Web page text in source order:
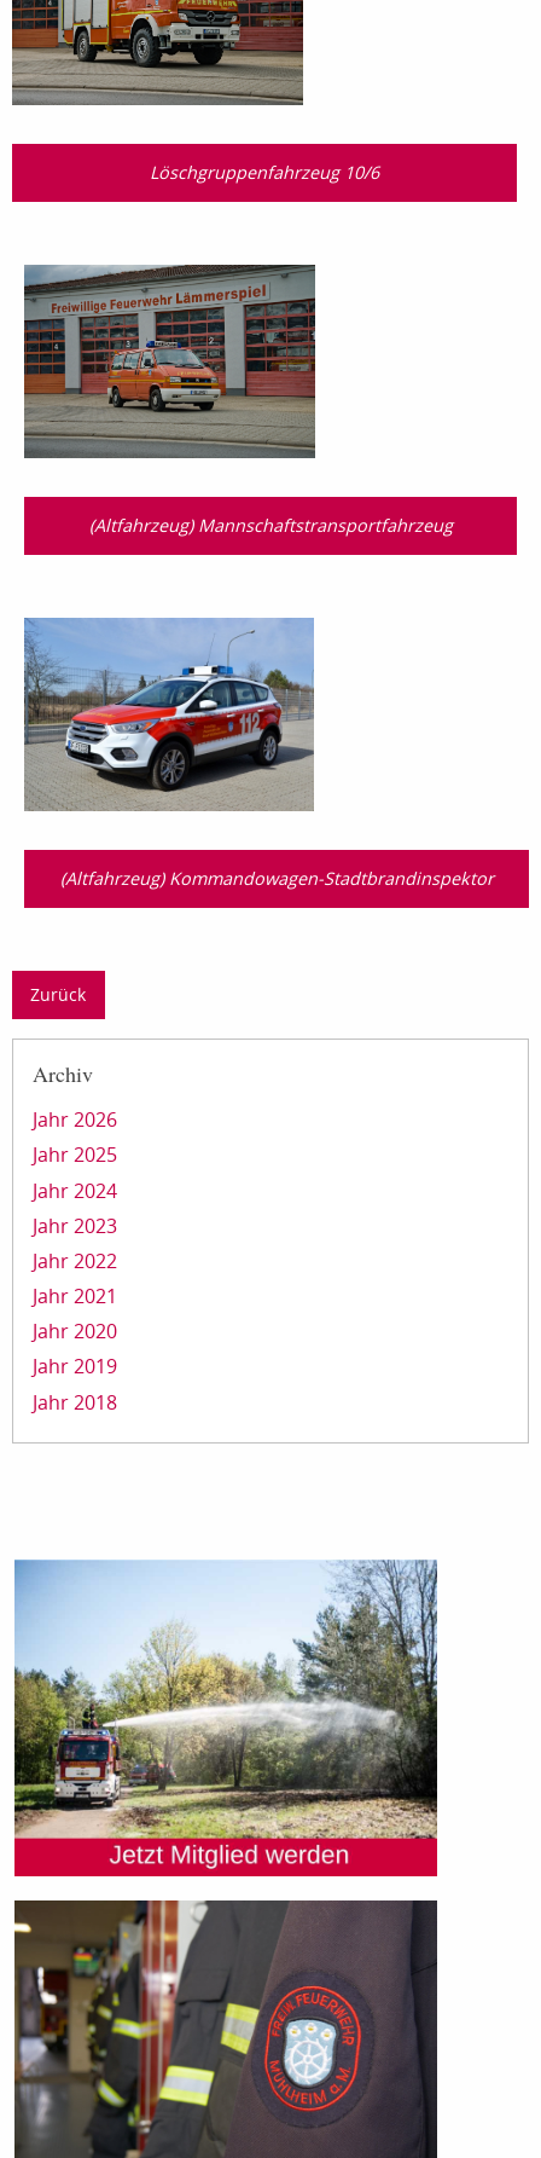
Löschgruppenfahrzeug 10/6
(Altfahrzeug) Mannschaftstransport­fahrzeug
(Altfahrzeug) Kommandowagen-Stadtbrandinspektor
Zurück
Archiv
Jahr 2026
Jahr 2025
Jahr 2024
Jahr 2023
Jahr 2022
Jahr 2021
Jahr 2020
Jahr 2019
Jahr 2018